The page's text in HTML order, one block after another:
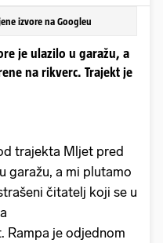
izvore na Googleu
je ulazilo u garažu, a
na rikverc. Trajekt je
trajekta Mljet pred
garažu, a mi plutamo
čitatelj koji se u
Rampa je odjednom